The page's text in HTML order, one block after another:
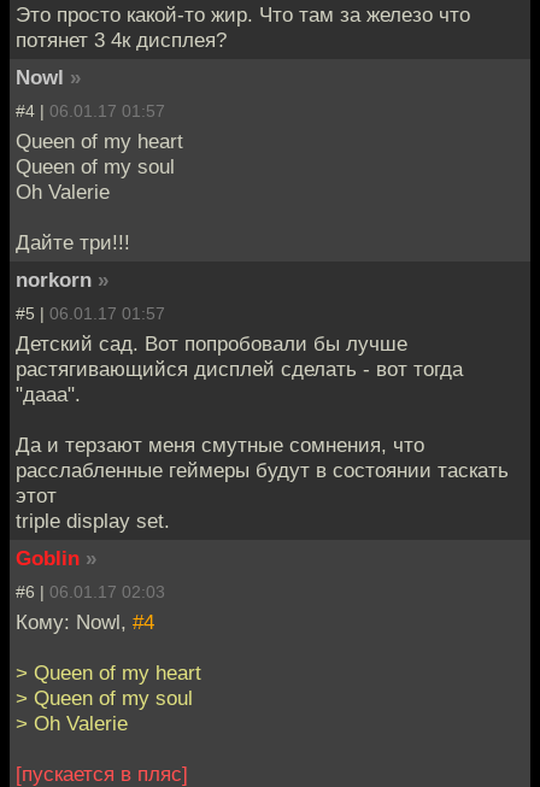
Это просто какой-то жир. Что там за железо что
потянет 3 4к дисплея?
Nowl »
#4 | 06.01.17 01:57
Queen of my heart
Queen of my soul
Oh Valerie
Дайте три!!!
norkorn »
#5 | 06.01.17 01:57
Детский сад. Вот попробовали бы лучше
растягивающийся дисплей сделать - вот тогда
"дааа".
Да и терзают меня смутные сомнения, что
расслабленные геймеры будут в состоянии таскать
этот
triple display set.
Goblin »
#6 | 06.01.17 02:03
Кому: Nowl, #4
> Queen of my heart
> Queen of my soul
> Oh Valerie
[пускается в пляс]